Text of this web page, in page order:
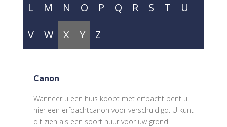
L
M N O P Q R S T
U
V
W X Y Z
Canon
Wanneer u een huis koopt met erfpacht bent u
hier een erfpachtcanon voor verschuldigd. U kunt
dit zien als een soort huur voor uw grond.